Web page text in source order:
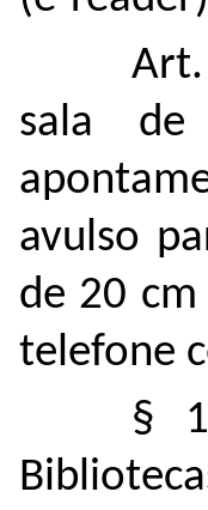
sala de
avulso
de 20
telefone
§